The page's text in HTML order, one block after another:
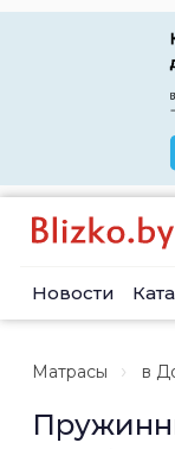
Новости
Матрасы в